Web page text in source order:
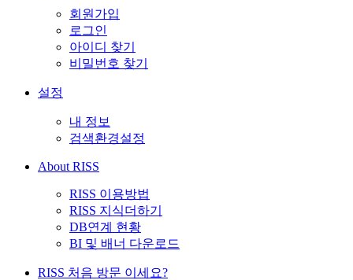
회원가입
로그인
아이디 찾기
비밀번호 찾기
설정
내 정보
검색환경설정
About RISS
RISS 이용방법
RISS 지식더하기
DB연계 현황
BI 및 배너 다운로드
RISS 처음 방문 이세요?